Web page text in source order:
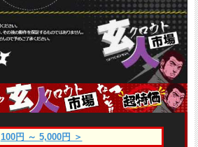
100円 ～ 5,000円 ＞